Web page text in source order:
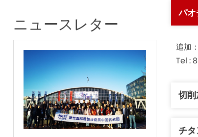
ニュースレター
パ
追加
Tel :
切
チ